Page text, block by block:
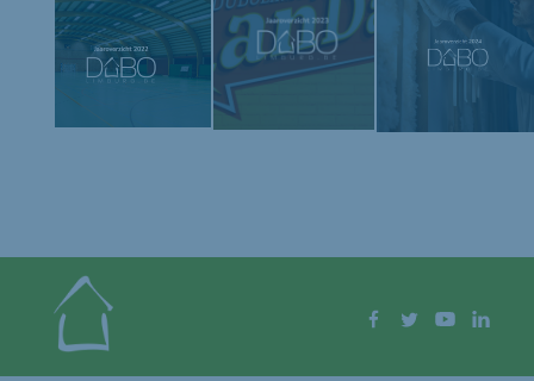
Facebook
Twitter YouTube